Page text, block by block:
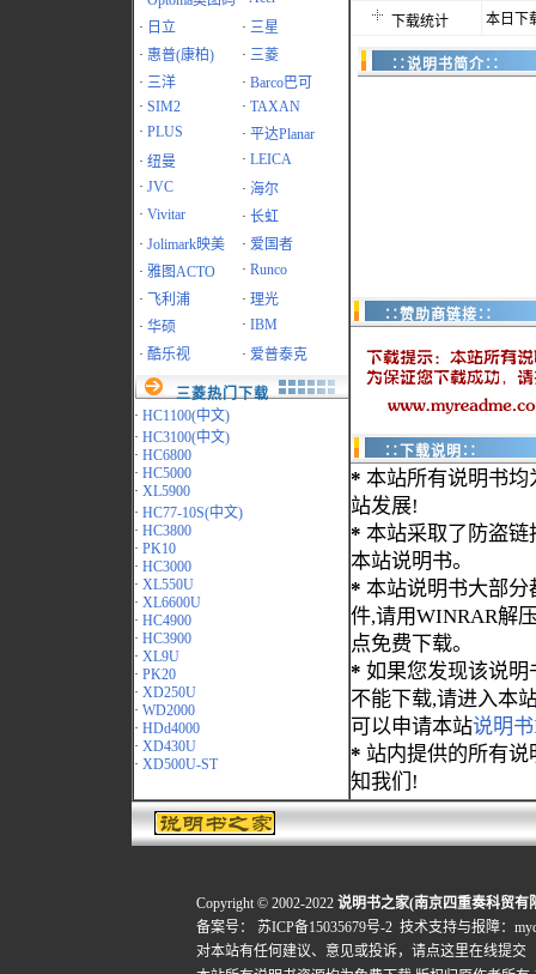
· 日立 · 三星
· 惠普(康柏) · 三菱
· 三洋 · Barco巴可
· SIM2 · TAXAN
· PLUS · 平达Planar
· 纽曼 · LEICA
· JVC · 海尔
· Vivitar · 长虹
· Jolimark映美 · 爱国者
· 雅图ACTO · Runco
·
飞利浦 · 理光
· 华硕 · IBM
· 酷乐视 · 爱普泰克
三菱热门下载
· HC1100(中文)
· HC3100(中文)
· HC6800
· HC5000
· XL5900
· HC77-10S(中文)
· HC3800
· PK10
· HC3000
· XL550U
· XL6600U
· HC4900
· HC3900
· XL9U
· PK20
· XD250U
· WD2000
· HDd4000
· XD430U
· XD500U-ST
下载统计 本日下
∷说明书简介∷
∷赞助商链接∷
∷下载说明∷
* 本站所有说明书均
站发展!
* 本站采取了防盗链
本站说明书。
* 本站说明书大部分
件,请用WINRAR解
点免费下载。
* 如果您发现该说明
不能下载,请进入本
可以申请本站说明
* 站内提供的所有
知我们!
Copyright © 2002-2022 说明书之家(南京四重奏科贸有
备案号：
苏ICP备15035679号-2 技术支持与报障：
对本站有任何建议、意见或投诉， 请点这里在线提交